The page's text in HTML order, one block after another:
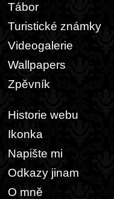
Tábor
Turistické známky
Videogalerie
Wallpapers
Zpěvník
Historie webu
Ikonka
Napište mi
Odkazy jinam
O mně